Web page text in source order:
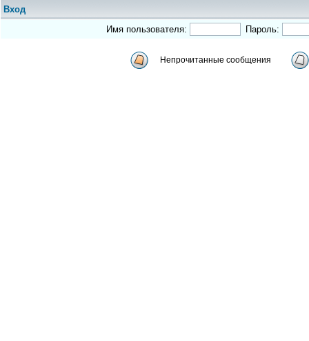
Вход
Имя пользователя:
Пароль:
Непрочитанные сообщения